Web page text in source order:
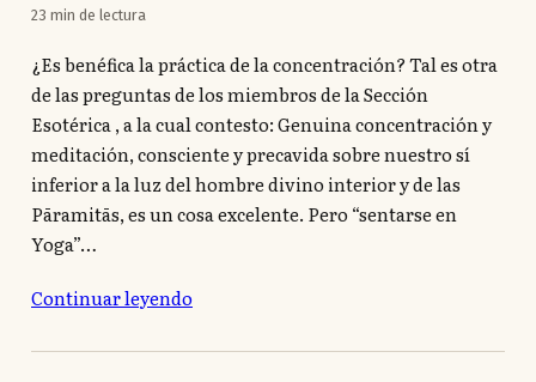
23 min de lectura
¿Es benéfica la práctica de la concentración? Tal es otra
de las preguntas de los miembros de la Sección
Esotérica , a la cual contesto: Genuina concentración y
meditación, consciente y precavida sobre nuestro sí
inferior a la luz del hombre divino interior y de las
Pāramitās, es un cosa excelente. Pero “sentarse en
Yoga”…
Continuar leyendo